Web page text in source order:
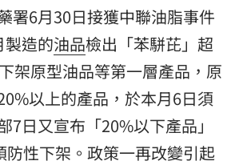
署6月30日接獲中聯油脂事件
製造的油品檢出「苯駢芘」超
架原型油品等第一層產品，原
以上的產品，於本月6日須
7日又宣布「20%以下產品」
防性下架。政策一再改變引起